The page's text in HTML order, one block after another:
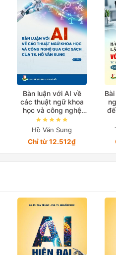
Bàn luận với AI về
các thuật ngữ khoa
học và công nghệ
qua các sách của
TS. Hồ Văn Sung
Hồ Văn Sung
Chỉ từ 12.512₫